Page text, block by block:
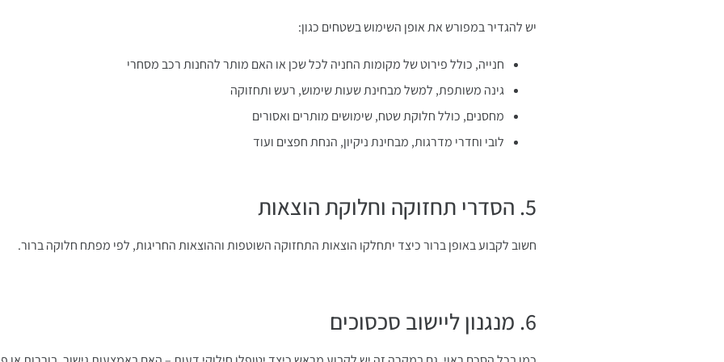
יש להגדיר במפורש את אופן השימוש בשטחים כגון:
חנייה, כולל פירוט של מקומות החניה לכל שכן או האם מותר להחנות רכב מסחרי
גינה משותפת, למשל מבחינת שעות שימוש, רעש ותחזוקה
מחסנים, כולל חלוקת שטח, שימושים מותרים ואסורים
לובי וחדרי מדרגות, מבחינת ניקיון, הנחת חפצים ועוד
5. הסדרי תחזוקה וחלוקת הוצאות
חשוב לקבוע באופן ברור כיצד יתחלקו הוצאות התחזוקה השוטפות וההוצאות החריגות, לפי מפתח חלוקה ברור.
6. מנגנון ליישוב סכסוכים